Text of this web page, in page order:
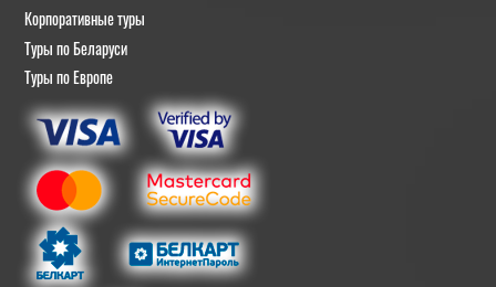
Корпоративные туры
Туры по Беларуси
Туры по Европе